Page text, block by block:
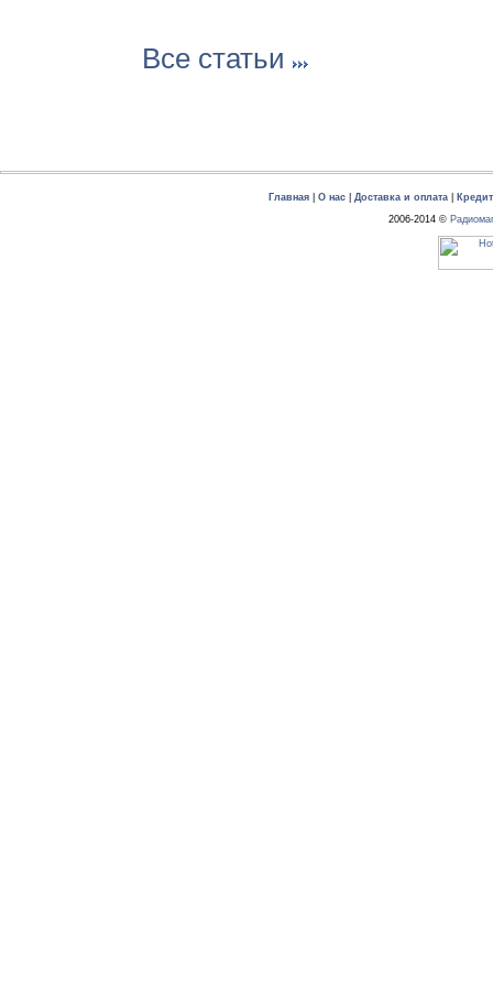
Все статьи
Главная О нас Доставка и оплата
2006-2014 ©